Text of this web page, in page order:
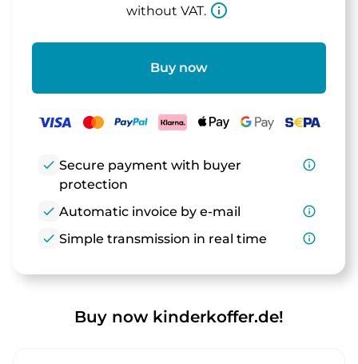
without VAT. info_outline
Buy now
check Secure payment with buyer
protection
info_outline
check Automatic invoice by e-mail
info_outline
check Simple transmission in real time info_outline
Buy now kinderkoffer.de!